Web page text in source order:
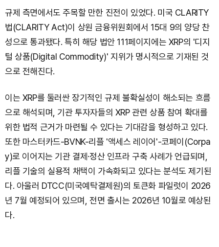
규제 측면에서도 주목할 만한 진전이 있었다. 미국 CLARITY
법(CLARITY Act)이 상원 금융위원회에서 15대 9의 양당 찬
성으로 통과됐다. 특히 해당 법안 111페이지에는 XRP의 '디지
털 상품(Digital Commodity)' 지위가 명시적으로 기재된 것
으로 전해진다.
이는 XRP를 둘러싼 장기적인 규제 불확실성이 해소되는 흐름
으로 해석되며, 기관 투자자들의 XRP 관련 상품 참여 확대를
위한 법적 근거가 마련될 수 있다는 기대감을 형성하고 있다.
또한 마스터카드-BVNK-리플 '액세스 레이어'-코페이(Corpa
y)로 이어지는 기관 결제·정산 인프라 구축 사례가 언급되며,
리플 기술의 실용적 채택이 가속화되고 있다는 분석도 제기된
다. 아울러 DTCC(미국예탁결제원)의 토큰화 파일럿이 2026
년 7월 예정되어 있으며, 전면 출시는 2026년 10월로 예상된
다.